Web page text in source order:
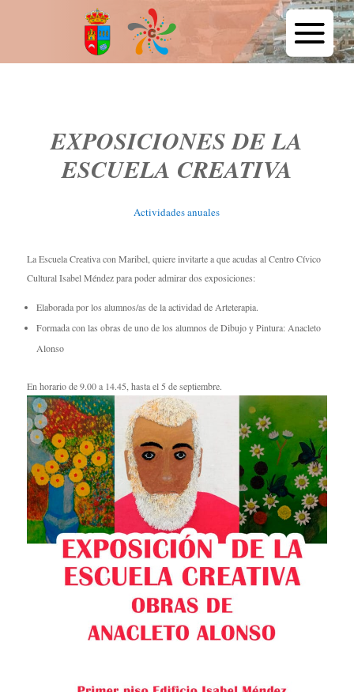
EXPOSICIONES DE LA
ESCUELA CREATIVA
Actividades anuales
La Escuela Creativa con Maribel, quiere invitarte a que acudas al Centro Cívico
Cultural Isabel Méndez para poder admirar dos exposiciones:
Elaborada por los alumnos/as de la actividad de Arteterapia.
Formada con las obras de uno de los alumnos de Dibujo y Pintura: Anacleto
Alonso
En horario de 9.00 a 14.45, hasta el 5 de septiembre.